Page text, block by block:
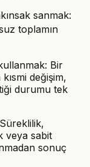
sanmak:
toplamın
Bir
değişim,
durumu tek
veya sabit
sonuç